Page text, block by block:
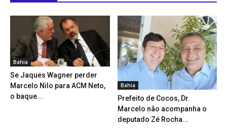
Bahia
Se Jaques Wagner perder
Marcelo Nilo para ACM Neto,
o baque...
Bahia
Prefeito de Cocos, Dr.
Marcelo não acompanha o
deputado Zé Rocha...